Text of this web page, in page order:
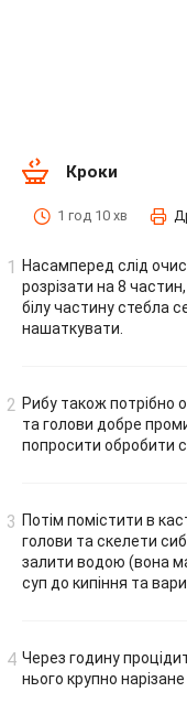
Кроки
1 год 10 хв
Насамперед слід
розрізати на 8
білу частину стебла
нашаткувати.
Рибу також потрібно
та голови добре
попросити обробити
Потім помістити в
голови та скелети
залити водою (вона
суп до кипіння та
Через годину
нього крупно